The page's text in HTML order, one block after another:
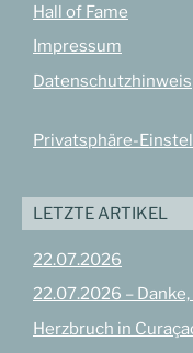
Hall of Fame
Impressum
Datenschutzhinweis
Privatsphäre-
LETZTE ARTIKEL
22.07.2026
22.07.2026 –
Herzbruch in